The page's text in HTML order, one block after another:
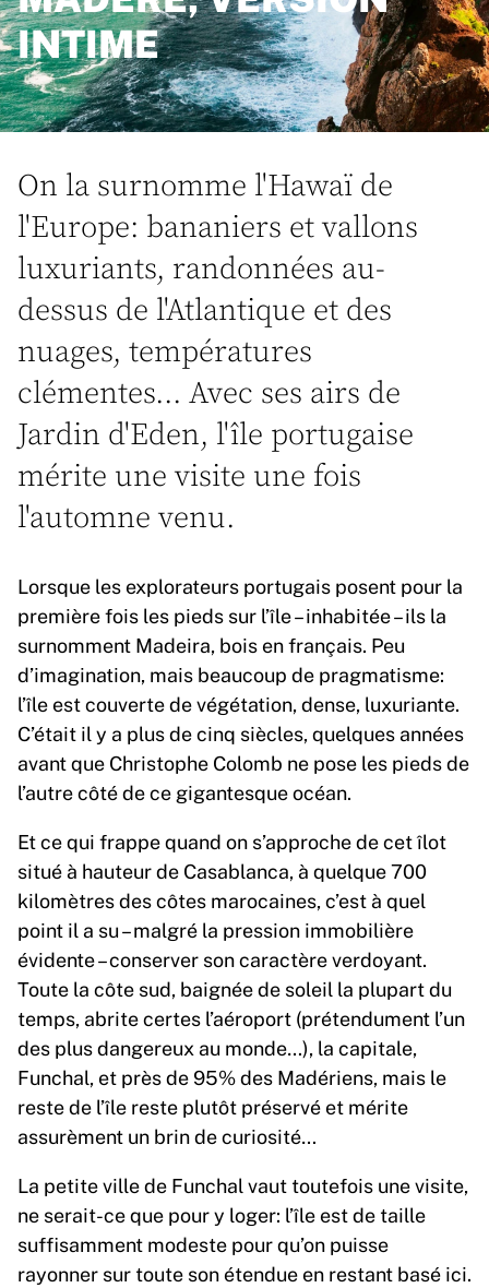
INTIME
On la surnomme l'Hawaï de
l'Europe: bananiers et vallons
luxuriants, randonnées au-
dessus de l'Atlantique et des
nuages, températures
clémentes... Avec ses airs de
Jardin d'Eden, l'île portugaise
mérite une visite une fois
l'automne venu.
Lorsque les explorateurs portugais posent pour la
première fois les pieds sur l’île – inhabitée – ils la
surnomment Madeira, bois en français. Peu
d’imagination, mais beaucoup de pragmatisme:
l’île est couverte de végétation, dense, luxuriante.
C’était il y a plus de cinq siècles, quelques années
avant que Christophe Colomb ne pose les pieds de
l’autre côté de ce gigantesque océan.
Et ce qui frappe quand on s’approche de cet îlot
situé à hauteur de Casablanca, à quelque 700
kilomètres des côtes marocaines, c’est à quel
point il a su – malgré la pression immobilière
évidente – conserver son caractère verdoyant.
Toute la côte sud, baignée de soleil la plupart du
temps, abrite certes l’aéroport (prétendument l’un
des plus dangereux au monde…), la capitale,
Funchal, et près de 95% des Madériens, mais le
reste de l’île reste plutôt préservé et mérite
assurèment un brin de curiosité…
La petite ville de Funchal vaut toutefois une visite,
ne serait-ce que pour y loger: l’île est de taille
suffisamment modeste pour qu’on puisse
rayonner sur toute son étendue en restant basé ici.